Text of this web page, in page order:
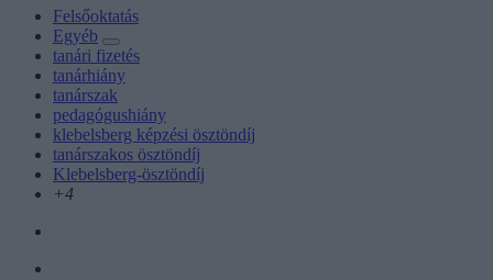
Felsőoktatás
Egyéb
tanári fizetés
tanárhiány
tanárszak
pedagógushiány
klebelsberg képzési ösztöndíj
tanárszakos ösztöndíj
Klebelsberg-ösztöndíj
+4